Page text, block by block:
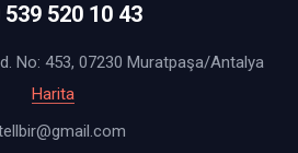
539 520 10 43
No: 453, 07230 Muratpaşa/Antalya
Harita